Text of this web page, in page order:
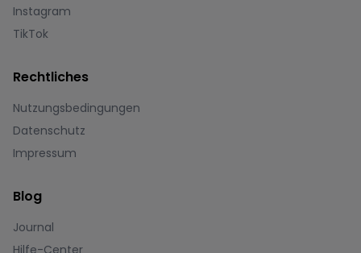
Instagram
TikTok
Rechtliches
Nutzungsbedingungen
Datenschutz
Impressum
Blog
Journal